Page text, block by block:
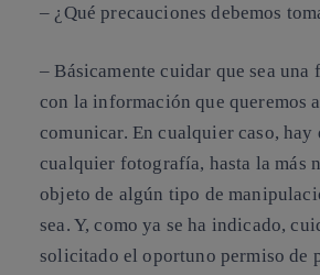
– ¿Qué precauciones debemos
– Básicamente cuidar que sea una
con la información que queremos
comunicar. En cualquier caso, hay
cualquier fotografía, hasta la más
objeto de algún tipo de
sea. Y, como ya se ha indicado,
solicitado el oportuno permiso de